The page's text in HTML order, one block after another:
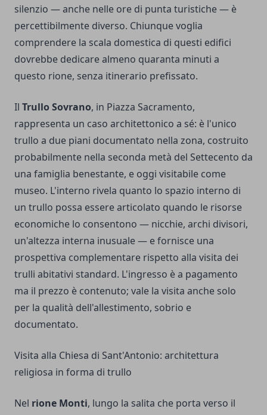
silenzio — anche nelle ore di punta turistiche — è
percettibilmente diverso. Chiunque voglia
comprendere la scala domestica di questi edifici
dovrebbe dedicare almeno quaranta minuti a
questo rione, senza itinerario prefissato.
Il Trullo Sovrano, in Piazza Sacramento,
rappresenta un caso architettonico a sé: è l'unico
trullo a due piani documentato nella zona, costruito
probabilmente nella seconda metà del Settecento da
una famiglia benestante, e oggi visitabile come
museo. L'interno rivela quanto lo spazio interno di
un trullo possa essere articolato quando le risorse
economiche lo consentono — nicchie, archi divisori,
un'altezza interna inusuale — e fornisce una
prospettiva complementare rispetto alla visita dei
trulli abitativi standard. L'ingresso è a pagamento
ma il prezzo è contenuto; vale la visita anche solo
per la qualità dell'allestimento, sobrio e
documentato.
Visita alla Chiesa di Sant'Antonio: architettura
religiosa in forma di trullo
Nel rione Monti, lungo la salita che porta verso il